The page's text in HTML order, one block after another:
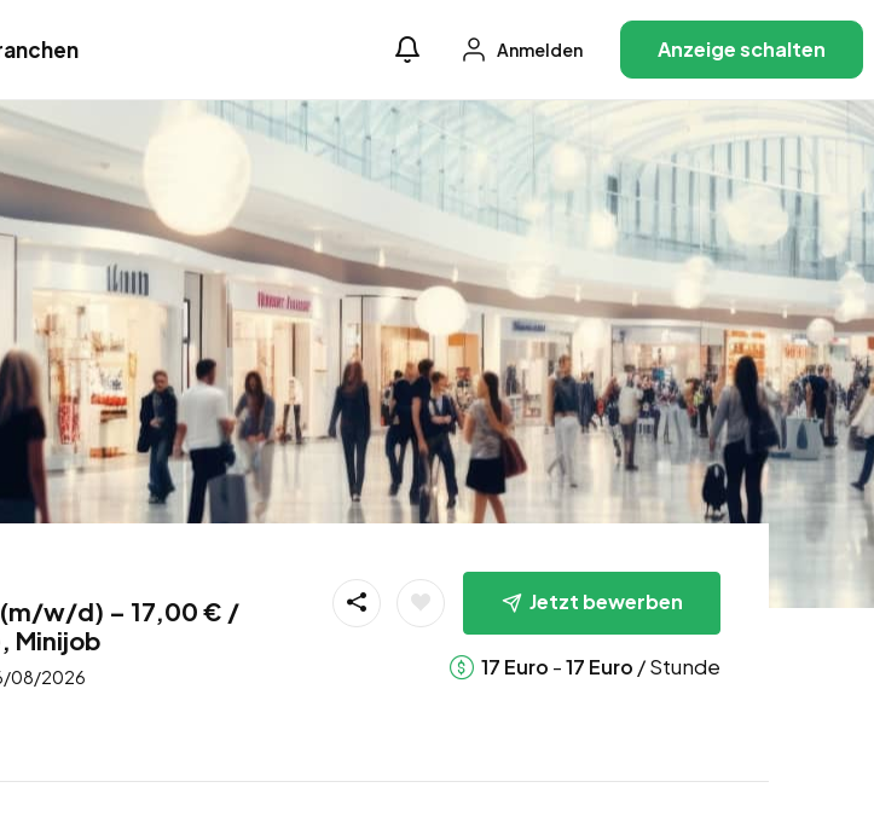
Anmelden Anzeige schalten
w/d) – 17,00 € /
Minijob
08/2026
Jetzt bewerben
17 Euro -17 Euro / Stunde